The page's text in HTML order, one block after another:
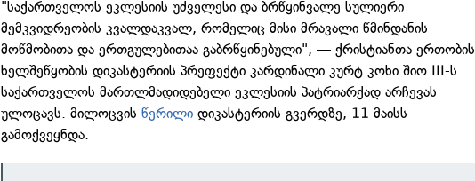
"საქართველოს ეკლესიის უძველესი და ბრწყინვალე სულიერი
მემკვიდრეობის კვალდაკვალ, რომელიც მისი მრავალი წმინდანის
მოწმობითა და ერთგულებითაა გაბრწყინებული", — ქრისტიანთა ერთობის
ხელშეწყობის დიკასტერიის პრეფექტი კარდინალი კურტ კოხი შიო III-ს
საქართველოს მართლმადიდებელი ეკლესიის პატრიარქად არჩევას
ულოცავს. მილოცვისწერილი დიკასტერიის გვერდზე, 11 მაისს
გამოქვეყნდა.